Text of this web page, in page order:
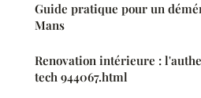
Guide pratique pour un
Mans
Renovation intérieure :
tech 944067.html